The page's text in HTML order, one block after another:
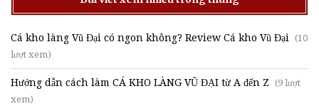
Cá kho làng Vũ Đại có ngon không? Review Cá kho Vũ Đại (10
lượt xem)
Hướng dẫn cách làm CÁ KHO LÀNG VŨ ĐẠI từ A đến Z (9 lượt
xem)